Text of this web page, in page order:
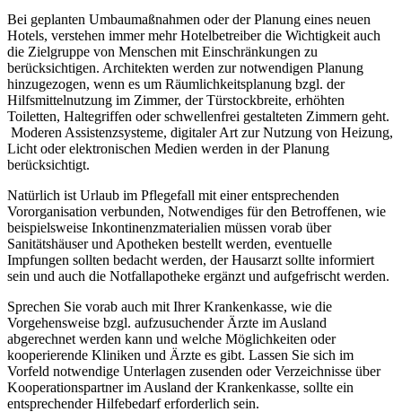
Bei geplanten Umbaumaßnahmen oder der Planung eines neuen
Hotels, verstehen immer mehr Hotelbetreiber die Wichtigkeit auch
die Zielgruppe von Menschen mit Einschränkungen zu
berücksichtigen. Architekten werden zur notwendigen Planung
hinzugezogen, wenn es um Räumlichkeitsplanung bzgl. der
Hilfsmittelnutzung im Zimmer, der Türstockbreite, erhöhten
Toiletten, Haltegriffen oder schwellenfrei gestalteten Zimmern geht.
Moderen Assistenzsysteme, digitaler Art zur Nutzung von Heizung,
Licht oder elektronischen Medien werden in der Planung
berücksichtigt.
Natürlich ist Urlaub im Pflegefall mit einer entsprechenden
Vororganisation verbunden, Notwendiges für den Betroffenen, wie
beispielsweise Inkontinenzmaterialien müssen vorab über
Sanitätshäuser und Apotheken bestellt werden, eventuelle
Impfungen sollten bedacht werden, der Hausarzt sollte informiert
sein und auch die Notfallapotheke ergänzt und aufgefrischt werden.
Sprechen Sie vorab auch mit Ihrer Krankenkasse, wie die
Vorgehensweise bzgl. aufzusuchender Ärzte im Ausland
abgerechnet werden kann und welche Möglichkeiten oder
kooperierende Kliniken und Ärzte es gibt. Lassen Sie sich im
Vorfeld notwendige Unterlagen zusenden oder Verzeichnisse über
Kooperationspartner im Ausland der Krankenkasse, sollte ein
entsprechender Hilfebedarf erforderlich sein.